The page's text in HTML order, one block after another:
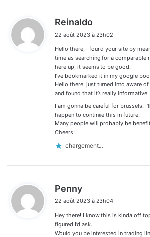
Reinaldo
t
:
22 août 2023 à 23h02
Hello there, I found your site by
time as searching for a comparable
here up, it seems to be good.
I’ve bookmarked it in my google
Hello there, just turned into aware
and found that it’s really informative.
I am gonna be careful for brussels.
happen to continue this in future.
Many people will probably be
Cheers!
chargement…
Penny
t
:
22 août 2023 à 23h04
Hey there! I know this is kinda off
figured I’d ask.
Would you be interested in trading